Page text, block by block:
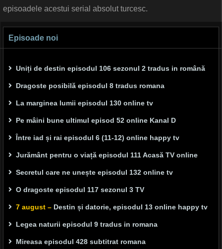
episoadele acestui serial absolut turcesc.
Episoade noi
Uniți de destin episodul 106 sezonul 2 tradus in română
Dragoste posibilă episodul 8 tradus romana
La marginea lumii episodul 130 online tv
Pe mâini bune ultimul episod 52 online Kanal D
Între iad și rai episodul 6 (11-12) online happy tv
Jurământ pentru o viață episodul 111 Acasă TV online
Secretul care ne unește episodul 132 online tv
O dragoste episodul 117 sezonul 3 TV
7 august – Destin și datorie, episodul 13 online happy tv
Legea naturii episodul 9 tradus in romana
Mireasa episodul 428 subtitrat romana